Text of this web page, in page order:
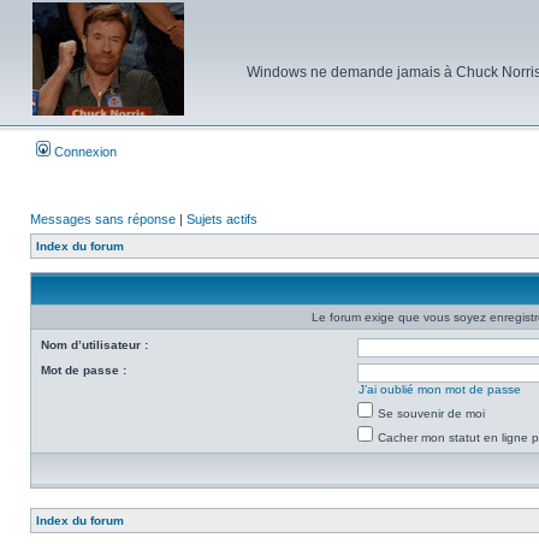
Windows ne demande jamais à Chuck
Connexion
Messages sans réponse | Sujets actifs
Index du forum
Le forum exige que vous soyez
Nom d’utilisateur :
Mot de passe :
J’ai oublié mon mot de passe
Se souvenir de moi
Cacher mon statut en ligne
Index du forum